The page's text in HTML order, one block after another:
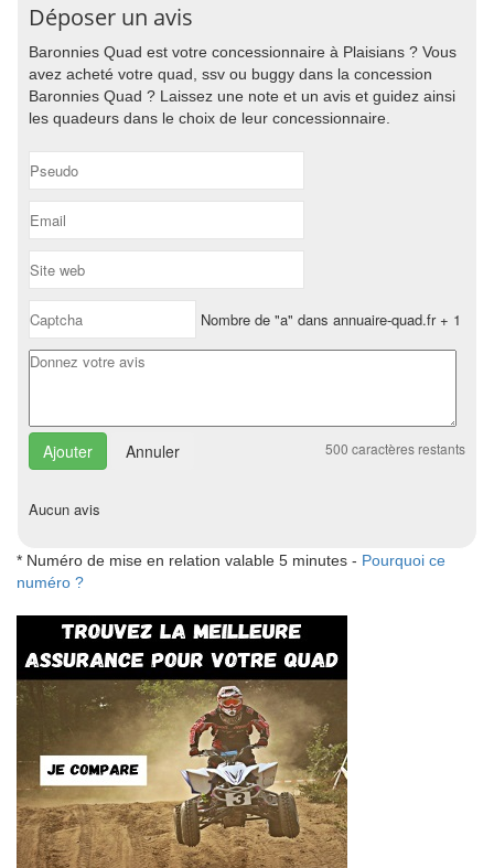
Déposer un avis
Baronnies Quad est votre concessionnaire à Plaisians ? Vous
avez acheté votre quad, ssv ou buggy dans la concession
Baronnies Quad ? Laissez une note et un avis et guidez ainsi
les quadeurs dans le choix de leur concessionnaire.
Nombre de "a" dans annuaire-quad.fr + 1
Annuler 500 caractères restants
Aucun avis
* Numéro de mise en relation valable 5 minutes - Pourquoi ce
numéro ?